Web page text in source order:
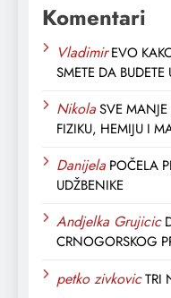
Komentari
Vladimir EVO
SMETE DA BUDETE
NikolaSVE
FIZIKU, HEMIJU I
Danijela POČELA
UDŽBENIKE
Andjelka Grujicic
CRNOGORSKOG
petko zivkovicTRI